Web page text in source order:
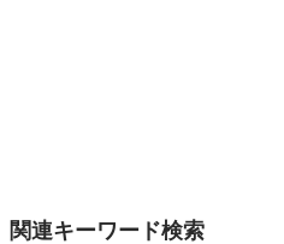
関連キーワード検索